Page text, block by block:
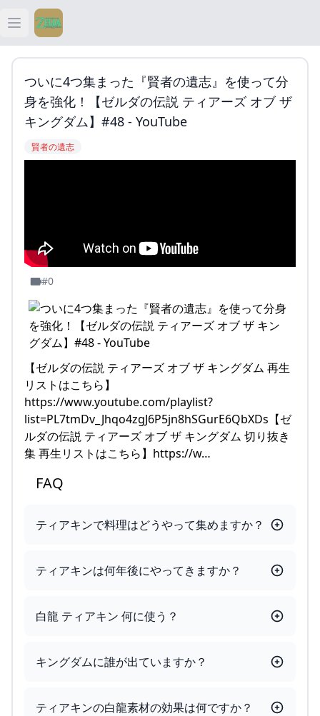
Open main menu
ティアキン
ティアキン 祠
ついに4つ集まった『賢者の遺志』を使って分
身を強化！【ゼルダの伝説 ティアーズ オブ ザ
キングダム】#48 - YouTube
賢者の遺志
#0
【ゼルダの伝説 ティアーズ オブ ザ キングダム 再生
リストはこちら】
https://www.youtube.com/playlist?
list=PL7tmDv_Jhqo4zgJ6P5jn8hSGurE6QbXDs【ゼ
ルダの伝説 ティアーズ オブ ザ キングダム 切り抜き
集 再生リストはこちら】https://w…
FAQ
ティアキンで料理はどうやって集めますか？
ティアキンは何年後にやってきますか？
白龍 ティアキン 何に使う？
キングダムに誰が出ていますか？
ティアキンの白龍素材の効果は何ですか？